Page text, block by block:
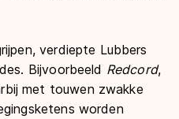
verdiepte Lubbers
Bijvoorbeeld Redcord,
met touwen zwakke
worden